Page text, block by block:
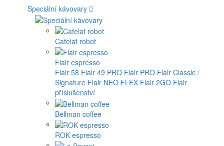
Speciální kávovary
Cafelat robot
Flair espresso
Flair 58 Flair 49 PRO Flair PRO Flair Classic /
Signature Flair NEO FLEX Flair 2GO Flair
příslušenství
Bellman coffee
ROK espresso